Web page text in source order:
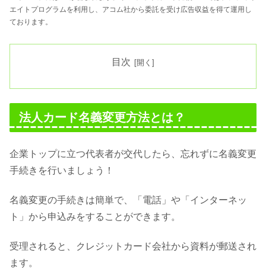
エイトプログラムを利用し、アコム社から委託を受け広告収益を得て運用し
ております。
目次
法人カード名義変更方法とは？
企業トップに立つ代表者が交代したら、忘れずに名義変更
手続きを行いましょう！
名義変更の手続きは簡単で、「電話」や「インターネッ
ト」から申込みをすることができます。
受理されると、クレジットカード会社から資料が郵送され
ます。